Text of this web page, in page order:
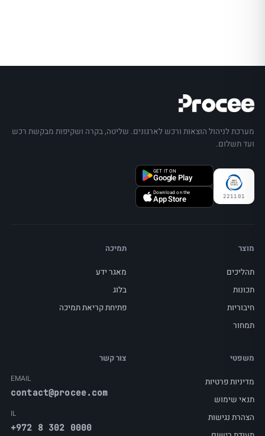
מערכת לניהול הוצאות ורכש לארגונים. שליטה, בקרה ושקיפות מבקשת רכש
ועד תשלום.
221101
GET IT ON
Google Play
Download on the
App Store
מוצר
תהליכים
תכונות
חיבוריות
תמחור
תמיכה
מאגר ידע
בלוג
פתיחת קריאת תמיכה
משפטי
מדיניות פרטיות
תנאי שימוש
הצהרת נגישות
צור קשר
EMAIL
contact@procee.com
IL
+972 8 302 0000